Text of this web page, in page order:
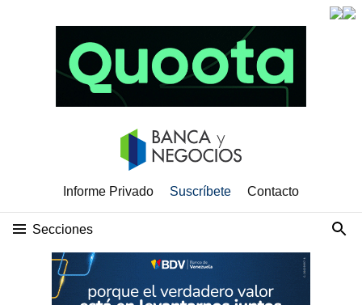
Informe Privado Suscríbete Contacto
Secciones